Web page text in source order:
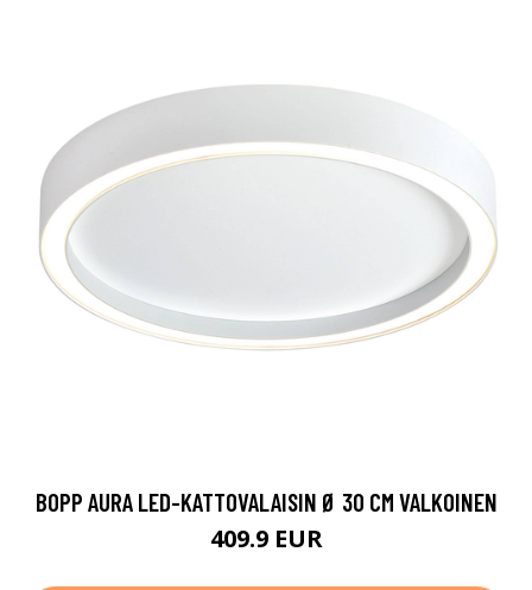
BOPP AURA LED-KATTOVALAISIN Ø 30 CM VALKOINEN
409.9 EUR